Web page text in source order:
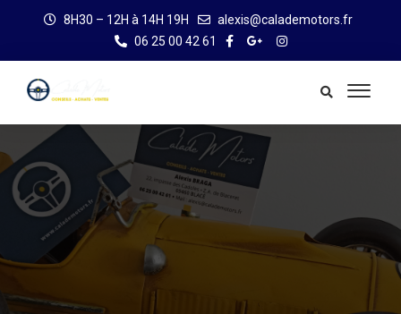
8H30 – 12H à 14H 19H
alexis@calademotors.fr
06 25 00 42 61